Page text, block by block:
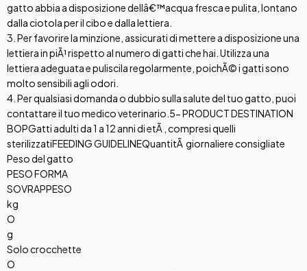
gatto abbia a disposizione dellâ€™acqua fresca e pulita, lontano
dalla ciotola per il cibo e dalla lettiera.
3. Per favorire la minzione, assicurati di mettere a disposizione una
lettiera in piÃ¹ rispetto al numero di gatti che hai. Utilizza una
lettiera adeguata e puliscila regolarmente, poichÃ© i gatti sono
molto sensibili agli odori.
4. Per qualsiasi domanda o dubbio sulla salute del tuo gatto, puoi
contattare il tuo medico veterinario. 5- PRODUCT DESTINATION
BOPGatti adulti da 1 a 12 anni di etÃ , compresi quelli
sterilizzatiFEEDING GUIDELINEQuantitÃ giornaliere consigliate
Peso del gatto
PESO FORMA
SOVRAPPESO
kg
O
g
Solo crocchette
O